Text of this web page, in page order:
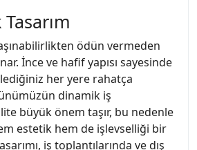
ödün vermeden
İnce ve hafif yapısı sayesinde
her yere rahatça
dinamik iş
büyük önem taşır, bu nedenle
estetik hem de işlevselliği bir
iş toplantılarında ve dış